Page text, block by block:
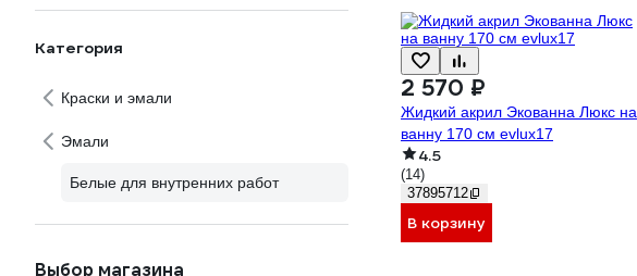
Категория
Краски и эмали
Эмали
Белые для внутренних работ
Выбор магазина
2 570 ₽
Жидкий акрил Экованна Люкс на
ванну 170 см evlux17
4.5
(14)
37895712
В корзину